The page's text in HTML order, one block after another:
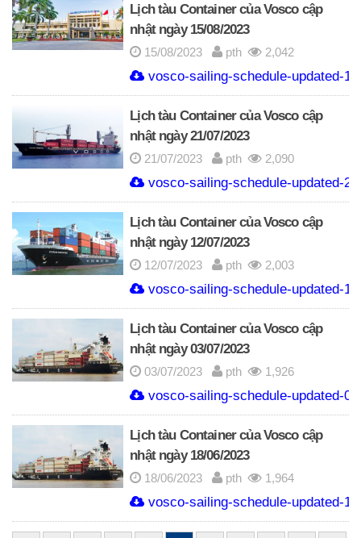
Lịch tàu Container của Vosco cập
nhật ngày 15/08/2023
15/08/2023 pth 2,042
vosco-sailing-schedule-updated-
Lịch tàu Container của Vosco cập
nhật ngày 21/07/2023
21/07/2023 pth 2,090
vosco-sailing-schedule-updated-
Lịch tàu Container của Vosco cập
nhật ngày 12/07/2023
12/07/2023 pth 2,003
vosco-sailing-schedule-updated-
Lịch tàu Container của Vosco cập
nhật ngày 03/07/2023
03/07/2023 pth 1,926
vosco-sailing-schedule-updated-
Lịch tàu Container của Vosco cập
nhật ngày 18/06/2023
18/06/2023 pth 1,964
vosco-sailing-schedule-updated-